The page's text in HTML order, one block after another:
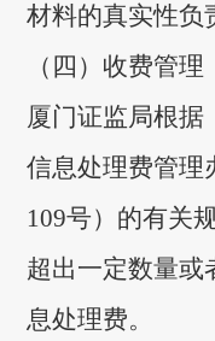
材料的真实性负
（四）收费管理
厦门证监局根据
信息处理费管理
109号）的有关
超出一定数量或
息处理费。